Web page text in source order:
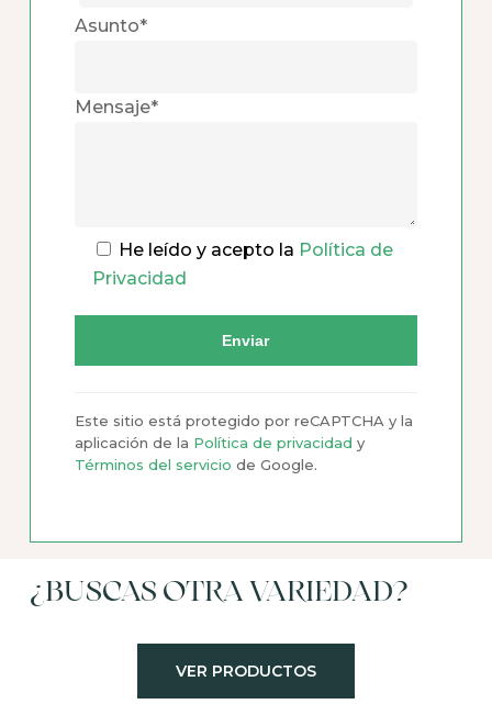
Asunto*
Mensaje*
He leído y acepto la Política de
Privacidad
Este sitio está protegido por reCAPTCHA y la
aplicación de la Política de privacidad y
Términos del servicio de Google.
¿BUSCAS OTRA VARIEDAD?
VER PRODUCTOS